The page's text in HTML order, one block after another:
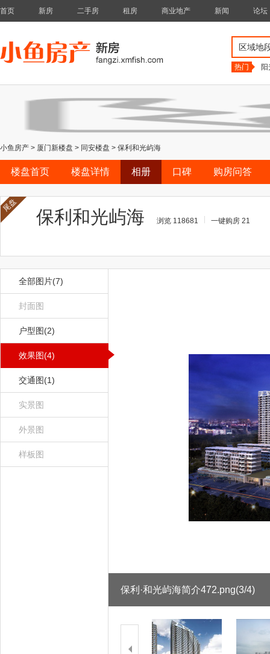
首页 新房 二手房 租房 商业地产 新闻 论坛
区域地
热门
小鱼房产 > 厦门新楼盘 > 同安楼盘 > 保利和光屿海
楼盘首页 楼盘详情 相册 口碑 购房问答
尾盘
保利和光屿海 浏览 118681 一键购房 21
全部图片(7)
封面图
户型图(2)
效果图(4)
交通图(1)
实景图
外景图
样板图
保利·和光屿海简介472.png(3/4)